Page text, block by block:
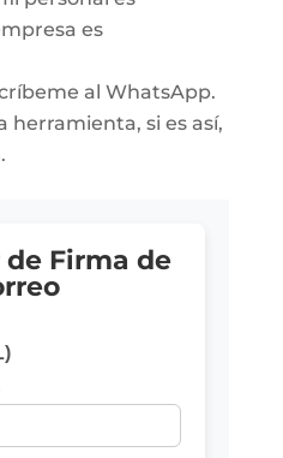
es
al WhatsApp.
herramienta, si es así,
.
de Firma de